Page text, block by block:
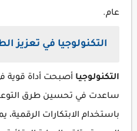
عام.
التكنولوجيا في تعزيز
التكنولوجيا أصبحت أداة قوية
ساعدت في تحسين طرق
باستخدام الابتكارات الرقمية،